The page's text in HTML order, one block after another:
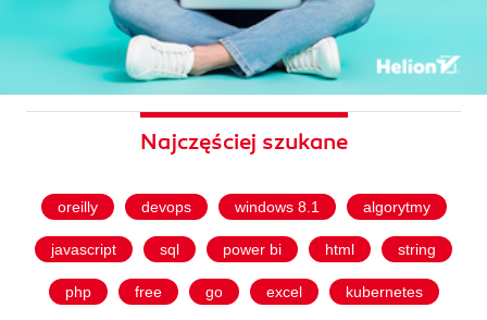
Najczęściej szukane
oreilly devops windows 8.1 algorytmy
javascript sql power bi html string
php free go excel kubernetes